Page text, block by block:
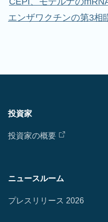
エンザワクチンの第3相
投資家
投資家の概要
ニュースルーム
プレスリリース 2026